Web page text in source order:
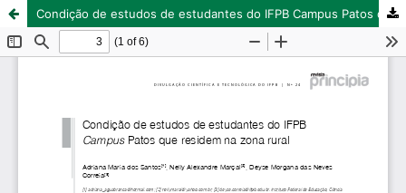
Condição de estudos de estudantes do IFPB Campus Patos que residem na zona rural